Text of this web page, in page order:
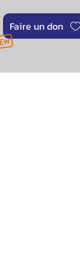
Faire un don